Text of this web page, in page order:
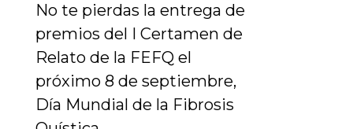
No te pierdas la entrega de
premios del I Certamen de
Relato de la FEFQ el
próximo 8 de septiembre,
Día Mundial de la Fibrosis